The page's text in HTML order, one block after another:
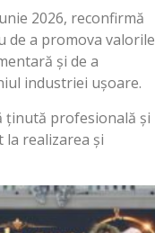
2026, reconfirmă
de a promova valorile
și de a
industriei ușoare.
ținută profesională și
realizarea și